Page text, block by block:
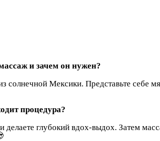
и зачем он нужен?
Мексики. Представьте себе
процедура?
глубокий вдох-выдох. Затем